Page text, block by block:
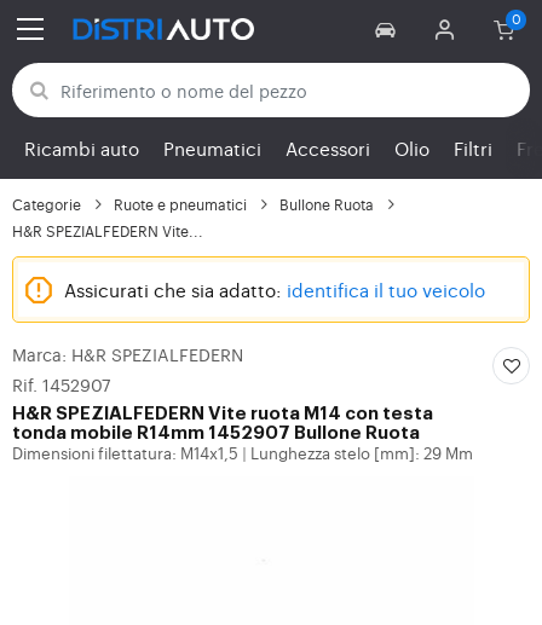
Torna alle categorie
Ricambi auto Pneumatici Accessori Olio Filtri
Categorie Ruote e pneumatici
Bullone Ruota
H&R SPEZIALFEDERN Vite...
Assicurati che sia adatto: identifica il tuo veicolo
Marca: H&R SPEZIALFEDERN
Rif. 1452907
H&R SPEZIALFEDERN Vite ruota M14 con testa
tonda mobile R14mm 1452907 Bullone Ruota
Dimensioni filettatura: M14x1,5 Lunghezza stelo [mm]: 29 Mm